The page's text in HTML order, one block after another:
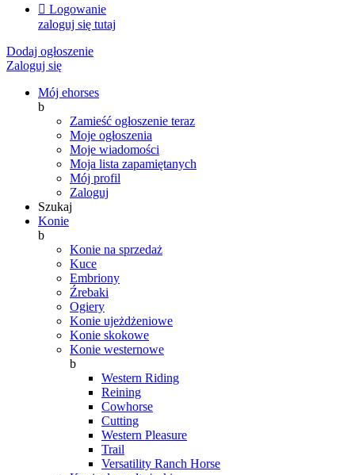
 Logowanie
zaloguj się tutaj
Dodaj ogłoszenie
Zaloguj się
Mój ehorses
b
Zamieść ogłoszenie teraz
Moje ogłoszenia
Moje wiadomości
Moja lista zapamiętanych
Mój profil
Zaloguj
Szukaj
Konie
b
Konie na sprzedaż
Kuce
Embriony
Źrebaki
Ogiery
Konie ujeżdżeniowe
Konie skokowe
Konie westernowe
b
Western Riding
Reining
Cowhorse
Cutting
Western Pleasure
Trail
Versatility Ranch Horse